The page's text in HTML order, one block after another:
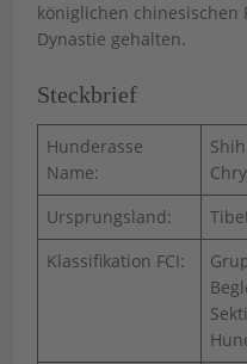
königlichen
Dynastie gehalten.
Steckbrief
Hunderasse
Name:
Ursprungsland:
Klassifikation FCI: